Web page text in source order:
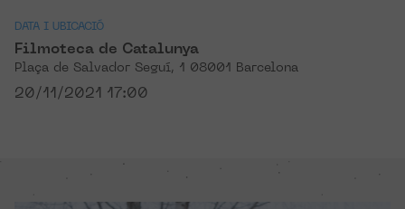
DATA I UBICACIÓ
Filmoteca de Catalunya
Plaça de Salvador Seguí, 1 08001 Barcelona
20/11/2021 17:00